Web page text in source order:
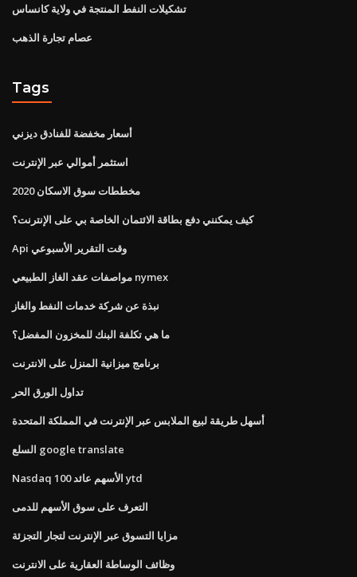
تشكيلات النفط المنتجة في ولاية كانساس
عصام تجارة الذهب
Tags
أسعار مخفضة للفنادق ديزني
استثمر أموالي عبر الإنترنت
مخططات سوق الاسكان 2020
كيف يمكنني دفع بطاقة الائتمان الخاصة بي على الإنترنت؟
Api وقت التقرير الأسبوعي
مواصفات عقد الغاز الطبيعي nymex
نبذة عن شركة خدمات النفط والغاز
ما هي تكلفة البنك للمخزون المفضل؟
برنامج ميزانية المنزل على الانترنت
تداول الورق الحر
أسهل طريقة لبيع الملابس عبر الإنترنت في المملكة المتحدة
السلع google translate
Nasdaq 100 الأسهم عائد ytd
التعرف على سوق الأسهم للدمى
مزايا التسوق عبر الإنترنت لتجار التجزئة
وظائف الوساطة العقارية على الانترنت